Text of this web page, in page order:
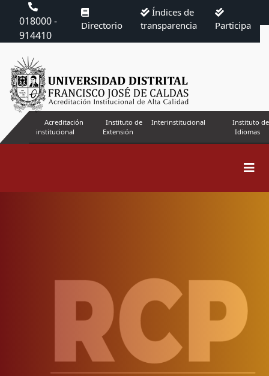
018000 -
914410
Directorio
Índices de
transparencia
Participa
Acreditación
institucional
Instituto de
Extensión
Interinstitucional
Instituto de
Idiomas